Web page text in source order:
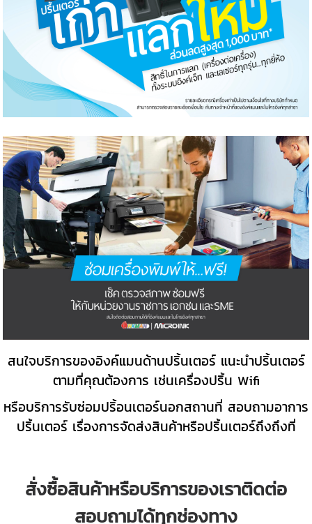
สนใจบริการของอิงค์แมนด้านปริ้นเตอร์ แนะนำปริ้นเตอร์
ตามที่คุณต้องการ เช่นเครื่องปริ้น Wifi
หรือบริการรับซ่อมปริ้อนเตอร์นอกสถานที่ สอบถามอาการ
ปริ้นเตอร์ เรื่องการจัดส่งสินค้าหรือปริ้นเตอร์ถึงถึงที่
สั่งซื้อสินค้าหรือบริการของเราติดต่อ
สอบถามได้ทุกช่องทาง